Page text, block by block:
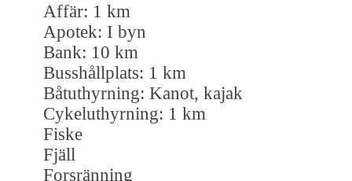
Affär: 1 km
Apotek: I byn
Bank: 10 km
Busshållplats: 1 km
Båtuthyrning: Kanot, kajak
Cykeluthyrning: 1 km
Fiske
Fjäll
Forsränning